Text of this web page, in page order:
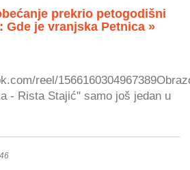
prekrio petogodišni
Gde je vranjska Petnica »
reel/
- Rista Stajić" samo još jedan u